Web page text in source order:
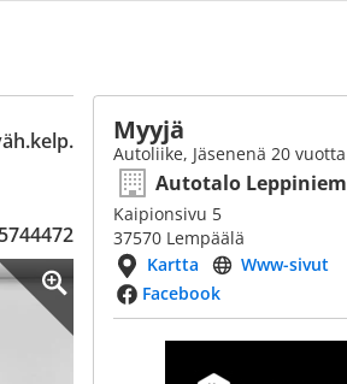
Myyjä
Autoliike, Jäsenenä 20 vuotta
Autotalo
Kaipionsivu 5
37570 Lempäälä
Kartta
Www-sivut
Facebook